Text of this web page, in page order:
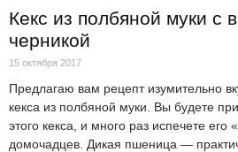
Кекс из полбяной муки с
черникой
15 октября 2017
Предлагаю вам рецепт изумительно
кекса из полбяной муки. Вы будете
этого кекса, и много раз испечете его
домочадцев. Дикая пшеница —